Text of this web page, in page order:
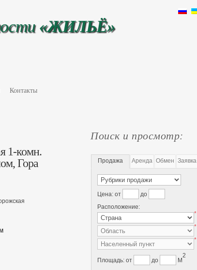
«ЖИЛЬЁ»
Контакты
1-комн.
Гора
Поиск и просмотр:
Продажа Аренда Обмен Заявка
Цена: от
до
Расположение:
*
*
*
Площадь: от до M
2